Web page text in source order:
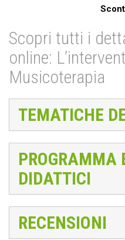
Scopri tutti i
online:
Musicoterapia
TEMATICHE
PROGRAMMA
DIDATTICI
RECENSIONI